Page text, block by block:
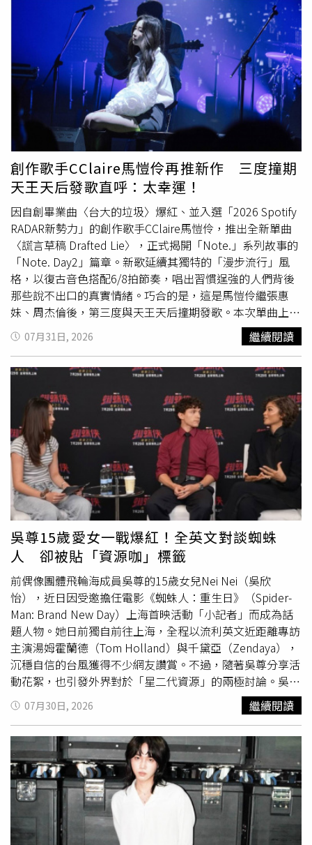
望能以此為良好開端，帶動政府與院方進一步關懷護理福
利，實質落實提高薪資、減少加班等政策，為台灣醫療職場
注入新氣象。 更多三立新聞網報導． 婉晴衝男模會館爽點5
男！自爆「1hr1600愛上他」 網酸：男公關罪不至此． 蔣
友青受訪片翻紅！質疑蔣萬安「沒驗DNA」 爆不信教因蔣
中正殺太多人． 假盤查真伸魔爪！基隆警涉猥褻無照少女
換不開單 「超慘下場」出爐
領域的卓越表現表達深切感謝。俞利與SM娛樂的個人經紀
合約即將告一段落，但SONE（少女時代粉絲名）也很關心
團體動向。對此，SM娛樂明確表示，即便雙方的個人經紀
合約結束，俞利未來仍將繼續參與 少女時代的團體活動，團
體行程皆不受影響，公司也為她即將展開的新征程送上最誠
摯的祝福。回顧權俞利的演藝生涯，她於2007年以少女時
代成員出道後，擁有多首紅遍全球的代表作，像是《Into
The New World》、《Gee》、《Genie》等，寫下無數K-
POP輝煌紀錄。除了歌唱事業，俞利近年在影視圈也累積不
少作品，被認為是偶像轉型演員的成功案例之一。 在
Instagram 查看這則貼文 從 Instagram 分享的貼文
創作歌手CClaire馬愷伶再推新作 三度撞期
天王天后發歌直呼：太幸運！
因自創畢業曲〈台大的垃圾〉爆紅、並入選「2026 Spotify
RADAR新勢力」的創作歌手CClaire馬愷伶，推出全新單曲
〈謊言草稿 Drafted Lie〉，正式揭開「Note.」系列故事的
「Note. Day2」篇章。新歌延續其獨特的「漫步流行」風
格，以復古音色搭配6/8拍節奏，唱出習慣逞強的人們背後
那些說不出口的真實情緒。巧合的是，這是馬愷伶繼張惠
妹、周杰倫後，第三度與天王天后撞期發歌。本次單曲上架
恰巧碰上蕭敬騰與A-Lin合作新歌同日推出，她笑稱非常榮
幸且幸運，能帶動更多人打開串流平台聽歌。日前她以
RADAR代表藝人身分登上台北華山ID.音樂節，除熱唱9首作
品、首演未發行新歌讓現場聽眾感動落淚外，更與Sandra及
歌手吳汶芳跨界合作Live Podcast，交流創作心境。馬愷伶
分享，創作靈感來自發現大家心中常有留給自我保護的「謊
言草稿」，盼透過歌曲提醒大家多關心身邊逞強的人。形容
2026年充滿「第一次」的她也搶先預告，今年九月將攜手
兩位創作女聲展開《失眠
俱樂部》共演企劃，並持續推
出更多作品，邀請歌迷一同拼湊屬於音樂的故事。
07月31日, 2026 繼續閱讀
吳尊15歲愛女一戰爆紅！全英文對談蜘蛛
人 卻被貼「資源咖」標籤
前偶像團體飛輪海成員吳尊的15歲女兒Nei Nei（吳欣
怡），近日因受邀擔任電影《蜘蛛人：重生日》（Spider-
Man: Brand New Day）上海首映活動「小記者」而成為話
題人物。她日前獨自前往上海，全程以流利英文近距離專訪
主演湯姆霍蘭德（Tom Holland）與千黛亞（Zendaya），
沉穩自信的台風獲得不少網友讚賞。不過，隨著吳尊分享活
動花絮，也引發外界對於「星二代資源」的兩極討論。吳尊
分享女兒採訪幕後花絮，透露Nei Nei前一晚因緊張失眠，
活動當天一度想吐，最終仍順利完成挑戰。（圖／翻攝自微
博，吳尊）吳尊事後透過社群平台分享活動Vlog，開心寫下
「Nei Nei去幹大事了」、「吳家三寶到底有多愛蜘蛛
人」，並透露這是女兒首次獨自出席大型公開活動，也是她
人生一次重要的成長歷練。據了解，Nei Nei是漫威電影忠
實粉絲，為了這次採訪事前做足準備。吳尊透露，女兒在正
式訪問前一晚因興奮與緊張而失眠，活動當天甚至一度緊張
到想吐。不過，真正見到湯姆霍蘭德與千黛亞後，因兩人態
07月30日, 2026 繼續閱讀